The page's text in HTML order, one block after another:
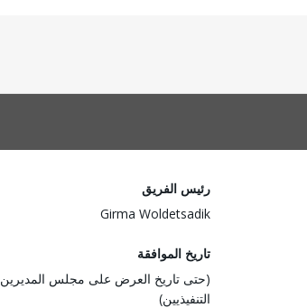
رئيس الفريق
Girma Woldetsadik
تاريخ الموافقة
(حتى تاريخ العرض على مجلس المديرين
التنفيذيين)